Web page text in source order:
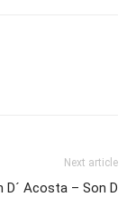
Next article
D´ Acosta – Son D